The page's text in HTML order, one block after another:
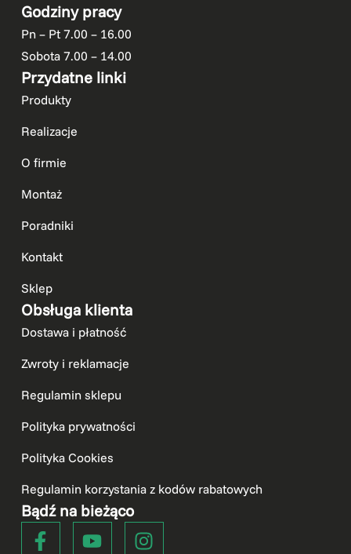
Godziny pracy
Pn – Pt 7.00 – 16.00
Sobota 7.00 – 14.00
Przydatne linki
Produkty
Realizacje
O firmie
Montaż
Poradniki
Kontakt
Sklep
Obsługa klienta
Dostawa i płatność
Zwroty i reklamacje
Regulamin sklepu
Polityka prywatności
Polityka Cookies
Regulamin korzystania z kodów rabatowych
Bądź na bieżąco